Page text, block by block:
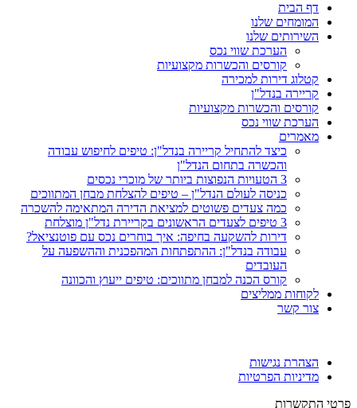
דף הבית
המומחים שלנו
השירותים שלנו
הערכת שווי נכס
קורסים והכשרות מקצועיות
קטלוג דירות למכירה
קריירה בנדל"ן
קורסים והכשרות מקצועיות
הערכת שווי נכס
מאמרים
כיצד להתחיל קריירה בנדל"ן: טיפים לחיפוש עבודה
והכשרה בתחום הנדל"ן
3 הטעויות הנפוצות ביותר של מוכרי נכסים
כניסה לעולם הנדל"ן – טיפים להצלחת מבחן המתווכים
כמה צעדים פשוטים למציאת הדירה המתאימה להשכרה
3 טיפים לצעדים הראשונים בקריירת נדל"ן מוצלחת
דירות להשקעה בחיפה: איך בוחרים נכס עם פוטנציאל?
עבודה בנדל"ן: ההתפתחות המהפכנית וההשפעה על
העובדים
קורס הכנה למבחן מתווכים: טיפים ייעוץ והכוונה
לקוחות ממליצים
צור קשר
הצהרת נגישות
מדיניות הפרטיות
פרטי התקשרות